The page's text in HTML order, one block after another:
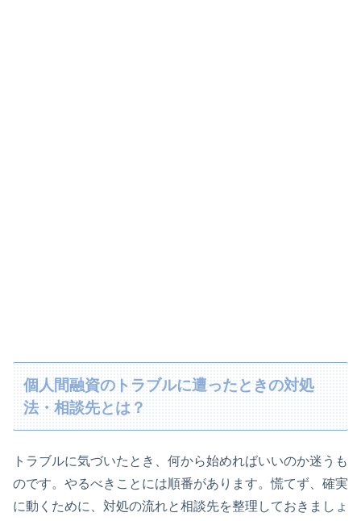
個人間融資のトラブルに遭ったときの対処
法・相談先とは？
トラブルに気づいたとき、何から始めればいいのか迷うも
のです。やるべきことには順番があります。慌てず、確実
に動くために、対処の流れと相談先を整理しておきましょ